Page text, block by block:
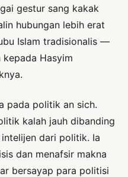
gestur sang kakak
hubungan lebih erat
Islam tradisionalis —
kepada Hasyim
pada politik an sich.
kalah jauh dibanding
dari politik. Ia
dan menafsir makna
bersayap para politisi